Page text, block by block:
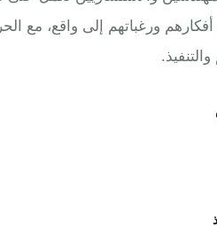
إلى واقع، مع الحرص